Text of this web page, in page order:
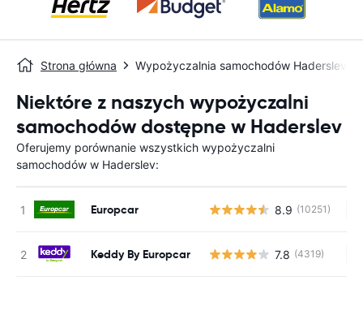
Strona główna Wypożyczalnia samochodów Haderslev
Niektóre z naszych wypożyczalni
samochodów dostępne w Haderslev
Oferujemy porównanie wszystkich wypożyczalni
samochodów w Haderslev:
Europcar 8.9 (10251)
Keddy By Europcar 7.8 (4319)